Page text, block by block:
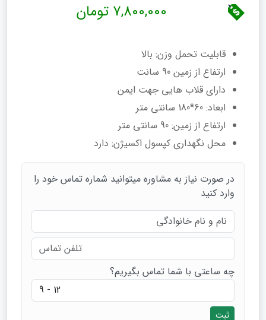
7,800,000 تومان
قابلیت تحمل وزن: بالا
ارتفاع از زمین 90 سانت
دارای قلاب هایی جهت ایمن
ابعاد: 60*180 سانتی متر
ارتفاع از زمین: 90 سانتی متر
محل نگهداری کپسول اکسیژن: دارد
در صورت نیاز به مشاوره میتوانید شماره تماس خود را
وارد کنید
چه ساعتی با شما تماس بگیریم؟
ثبت